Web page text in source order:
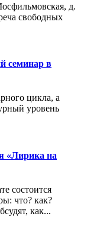
д.
свободных
семинар в
цикла, а
уровень
«Лирика на
состоится
что? как?
как...